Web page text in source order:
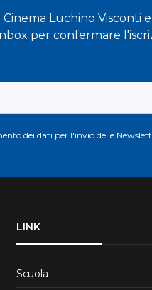
Luchino
per confermare
dei dati per l'invio delle
LINK
Scuola